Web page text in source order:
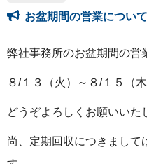
お盆期間の営業について
弊社事務所のお盆期間の営
８/１３（火）～８/１５（
どうぞよろしくお願いいた
尚、定期回収につきまして